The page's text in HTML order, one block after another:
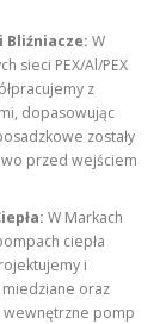
Bliźniacze: W
sieci PEX/Al/PEX
z
dopasowując
zostały
przed wejściem
W Markach
ciepła
i
oraz
wewnętrzne pomp